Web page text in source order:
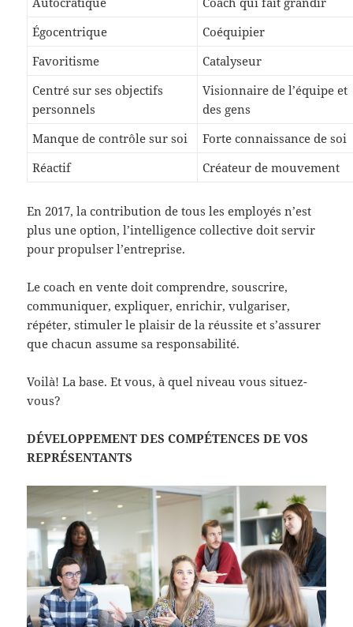
Égocentrique
Coéquipier
Favoritisme
Catalyseur
Centré sur ses objectifs
personnels
Visionnaire de l’équipe et
des gens
Manque de contrôle sur soi
Forte connaissance de soi
Réactif
Créateur de mouvement
En 2017, la contribution de tous les employés n’est
plus une option, l’intelligence collective doit servir
pour propulser l’entreprise.
Le coach en vente doit comprendre, souscrire,
communiquer, expliquer, enrichir, vulgariser,
répéter, stimuler le plaisir de la réussite et s’assurer
que chacun assume sa responsabilité.
Voilà! La base. Et vous, à quel niveau vous situez-
vous?
DÉVELOPPEMENT DES COMPÉTENCES DE VOS
REPRÉSENTANTS